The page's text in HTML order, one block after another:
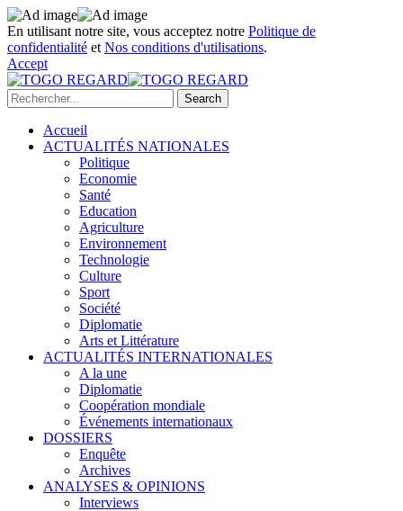
En utilisant notre site, vous acceptez notre Politique de
confidentialité et Nos conditions d'utilisations.
Accept
Accueil
ACTUALITÉS NATIONALES
Politique
Economie
Santé
Education
Agriculture
Environnement
Technologie
Culture
Sport
Société
Diplomatie
Arts et Littérature
ACTUALITÉS INTERNATIONALES
A la une
Diplomatie
Coopération mondiale
Événements internationaux
DOSSIERS
Enquête
Archives
ANALYSES & OPINIONS
Interviews